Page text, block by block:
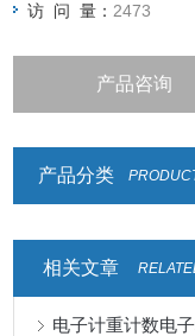
访 问 量： 2473
产品咨询
产品分类
相关文章
电子计重计数电